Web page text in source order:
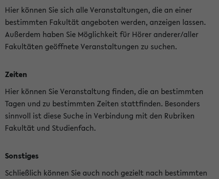
Hier können Sie sich alle Veranstaltungen, die an einer
bestimmten Fakultät angeboten werden, anzeigen lassen.
Außerdem haben Sie Möglichkeit für Hörer anderer/aller
Fakultäten geöffnete Veranstaltungen zu suchen.
Zeiten
Hier können Sie Veranstaltung finden, die an bestimmten
Tagen und zu bestimmten Zeiten stattfinden. Besonders
sinnvoll ist diese Suche in Verbindung mit den Rubriken
Fakultät und Studienfach.
Sonstiges
Schließlich können Sie auch noch gezielt nach bestimmten